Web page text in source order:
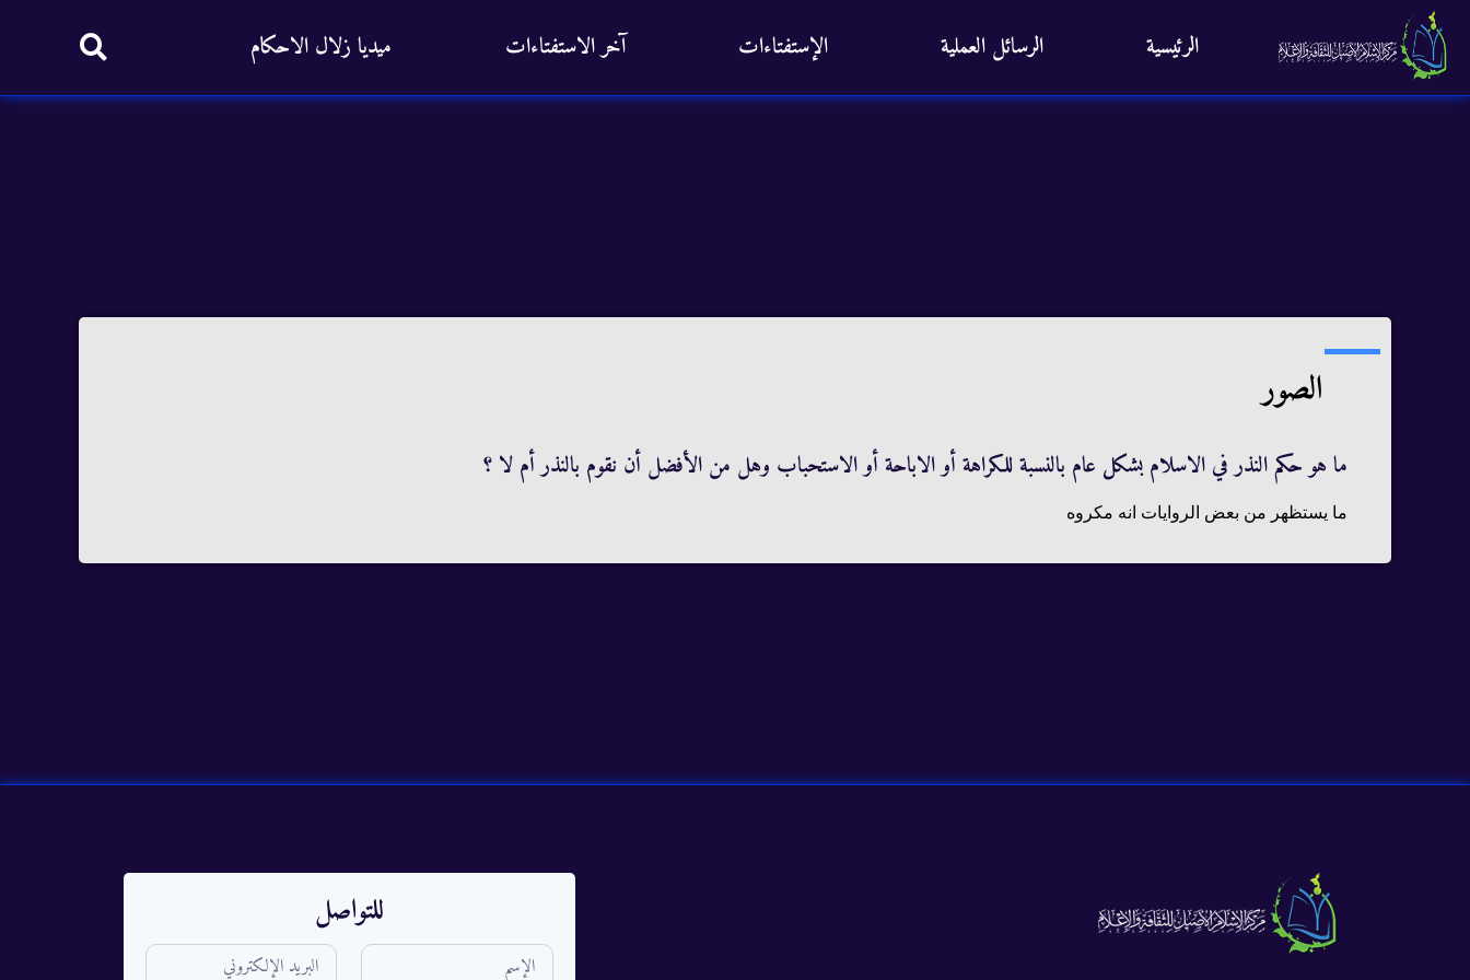
الرئيسية الرسائل العملية الإستفتاءات آخر الاستفتاءات ميديا زلال الاحكام
الصور
ما هو حكم النذر في الاسلام بشكل عام بالنسبة للكراهة أو الاباحة أو الاستحباب وهل من الأفضل أن نقوم بالنذر أم لا ؟
ما يستظهر من بعض الروايات انه مكروه
للتواصل